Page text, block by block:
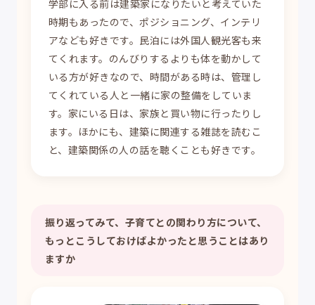
学部に入る前は建築家になりたいと考えていた
時期もあったので、ポジショニング、インテリ
アなども好きです。民泊には外国人観光客も来
てくれます。のんびりするよりも体を動かして
いる方が好きなので、時間がある時は、管理し
てくれている人と一緒に家の整備をしていま
す。家にいる日は、家族と買い物に行ったりし
ます。ほかにも、建築に関連する雑誌を読むこ
と、建築関係の人の話を聴くことも好きです。
振り返ってみて、子育てとの関わり方について、
もっとこうしておけばよかったと思うことはあり
ますか